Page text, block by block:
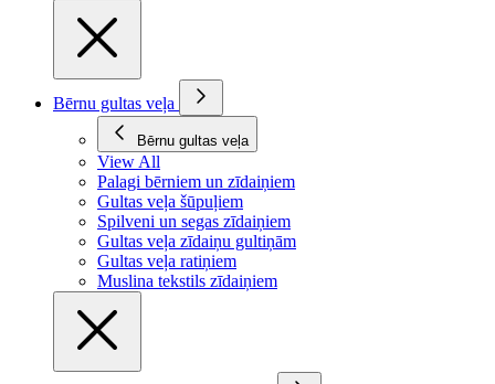
Bērnu gultas veļa
Bērnu gultas veļa
View All
Palagi bērniem un zīdaiņiem
Gultas veļa šūpuļiem
Spilveni un segas zīdaiņiem
Gultas veļa zīdaiņu gultiņām
Gultas veļa ratiņiem
Muslina tekstils zīdaiņiem